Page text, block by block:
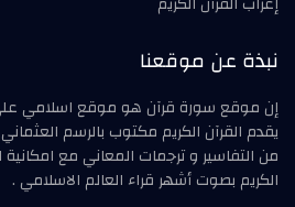
نبذة عن موقعنا
إن موقع سورة قرآن هو موقع اسلامي
يقدم القرآن الكريم مكتوب بالرسم
من التفاسير و ترجمات المعاني مع امكانية
الكريم بصوت أشهر قراء العالم الاسلامي .